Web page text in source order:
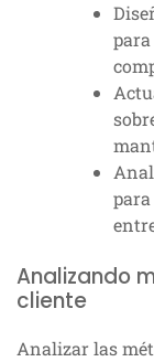
Analizando
cliente
Analizar las